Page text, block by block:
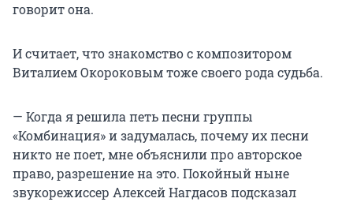
говорит она.
И считает, что знакомство с композитором
Виталием Окороковым тоже своего рода судьба.
— Когда я решила петь песни группы
«Комбинация» и задумалась, почему их песни
никто не поет, мне объяснили про авторское
право, разрешение на это. Покойный ныне
звукорежиссер Алексей Нагдасов подсказал